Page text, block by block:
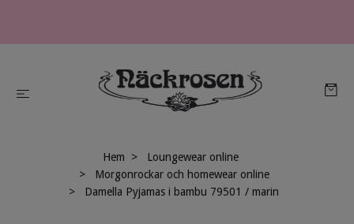
Hem
Loungewear online
Morgonrockar och homewear online
Damella Pyjamas i bambu 79501 / marin